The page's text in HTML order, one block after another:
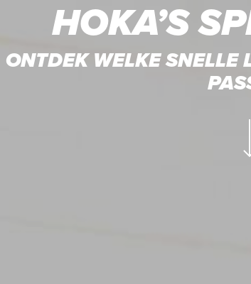
HOKA’S
ONTDEK WELKE SNELLE